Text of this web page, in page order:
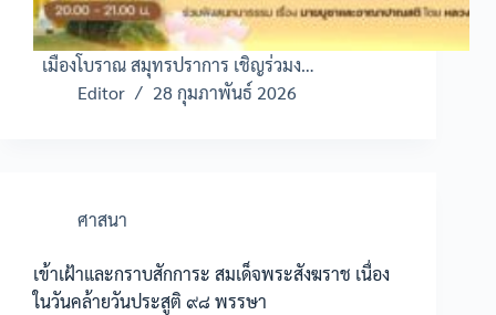
เมืองโบราณ สมุทรปราการ เชิญร่วมง…
Editor
28 กุมภาพันธ์ 2026
ศาสนา
เข้าเฝ้าและกราบสักการะ สมเด็จพระสังฆราช เนื่อง
ในวันคล้ายวันประสูติ ๙๘ พรรษา